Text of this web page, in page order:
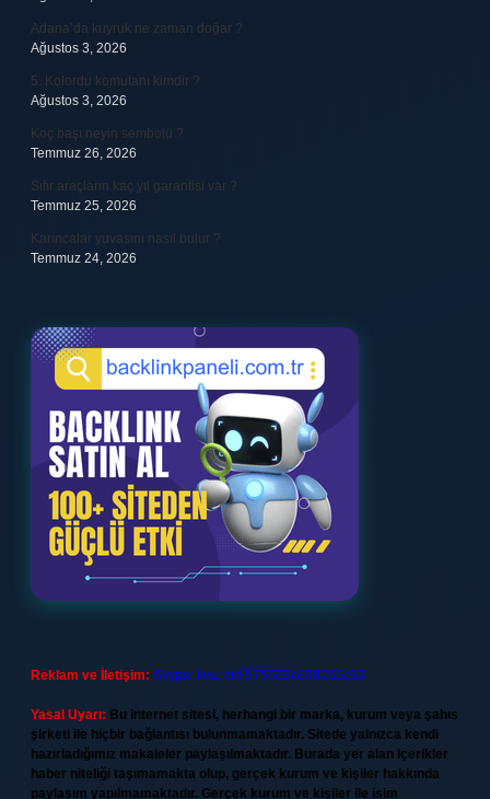
Adana’da kuyruk ne zaman doğar ?
Ağustos 3, 2026
5. Kolordu komutanı kimdir ?
Ağustos 3, 2026
Koç başı neyin sembolü ?
Temmuz 26, 2026
Sıfır araçların kaç yıl garantisi var ?
Temmuz 25, 2026
Karıncalar yuvasını nasıl bulur ?
Temmuz 24, 2026
Reklam ve İletişim: Skype: live:.cid.575569c608265c69
Yasal Uyarı: Bu internet sitesi, herhangi bir marka, kurum veya şahıs
şirketi ile hiçbir bağlantısı bulunmamaktadır. Sitede yalnızca kendi
hazırladığımız makaleler paylaşılmaktadır. Burada yer alan içerikler
haber niteliği taşımamakta olup, gerçek kurum ve kişiler hakkında
paylaşım yapılmamaktadır. Gerçek kurum ve kişiler ile isim